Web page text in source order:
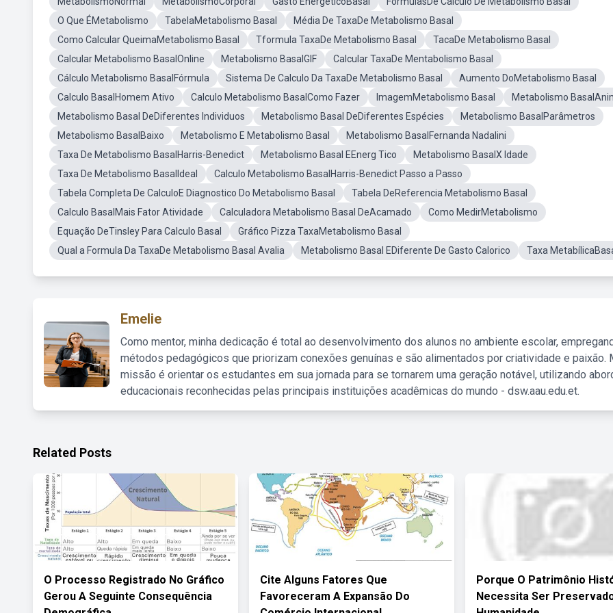
O Que ÉMetabolismo
TabelaMetabolismo Basal
Média De TaxaDe Metabolismo Basal
Como Calcular QueimaMetabolismo Basal
Tformula TaxaDe Metabolismo Basal
TacaDe Metabolismo Basal
Calcular Metabolismo BasalOnline
Metabolismo BasalGIF
Calcular TaxaDe Mentabolismo Basal
Cálculo Metabolismo BasalFórmula
Sistema De Calculo Da TaxaDe Metabolismo Basal
Aumento DoMetabolismo Basal
Calculo BasalHomem Ativo
Calculo Metabolismo BasalComo Fazer ImagemMetabolismo Basal
Metabolismo
Metabolismo Basal DeDiferentes Individuos
Metabolismo Basal DeDiferentes Espécies
Metabolismo BasalParâmetros
Metabolismo BasalBaixo
Metabolismo E Metabolismo Basal
Metabolismo BasalFernanda Nadalini
Taxa De Metabolismo BasalHarris-Benedict
Metabolismo Basal EEnerg Tico
Metabolismo BasalX Idade
Taxa De Metabolismo BasalIdeal
Calculo Metabolismo BasalHarris-Benedict Passo a Passo
Tabela Completa De CalculoE Diagnostico Do Metabolismo Basal
Tabela DeReferencia Metabolismo Basal
Calculo BasalMais Fator Atividade
Calculadora Metabolismo Basal DeAcamado
Como MedirMetabolismo
Equação DeTinsley Para Calculo Basal
Gráfico Pizza TaxaMetabolismo Basal
Qual a Formula Da TaxaDe Metabolismo Basal Avalia
Metabolismo Basal EDiferente De Gasto Calorico Taxa
Emelie
Como mentor, minha dedicação é total ao desenvolvimento dos alunos no ambiente escolar,
métodos pedagógicos que priorizam conexões genuínas e são alimentados por criatividade e paixão.
missão é orientar os estudantes em sua jornada para se tornarem uma geração notável, utilizando
educacionais reconhecidas pelas principais instituições acadêmicas do mundo - dsw.aau.edu.et.
Related Posts
O Processo Registrado No Gráfico
Gerou A Seguinte Consequência
Cite Alguns Fatores Que
Favoreceram A Expansão Do
Porque O Patrimônio
Necessita Ser